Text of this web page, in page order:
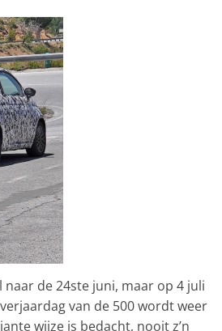
de 24ste juni, maar op 4 juli
van de 500 wordt weer
wijze is bedacht, nooit z’n